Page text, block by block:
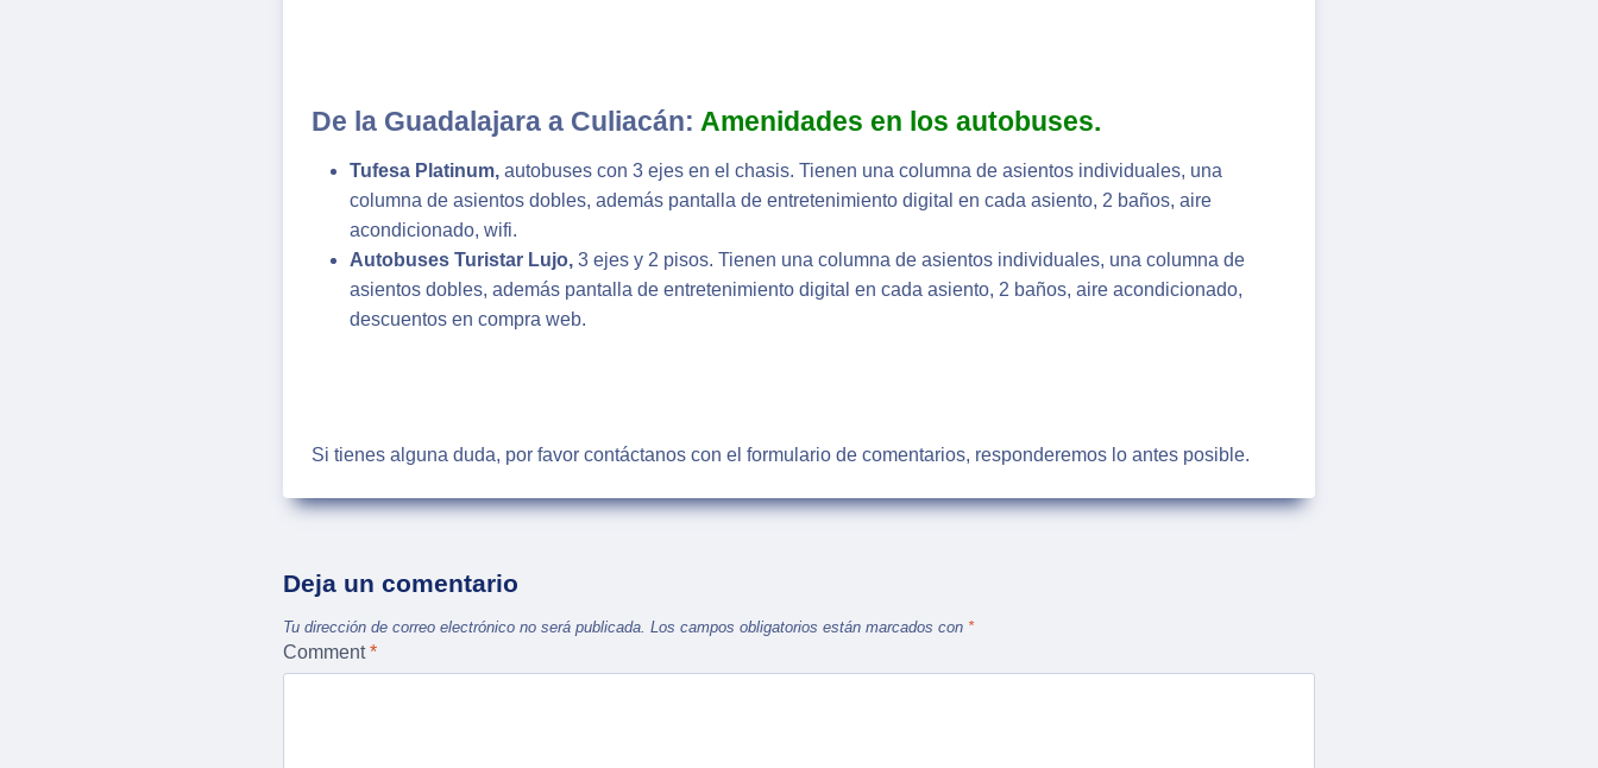
De la Guadalajara a Culiacán: Amenidades en los autobuses.
Tufesa Platinum, autobuses con 3 ejes en el chasis. Tienen una columna de asientos individuales, una
columna de asientos dobles, además pantalla de entretenimiento digital en cada asiento, 2 baños, aire
acondicionado, wifi.
Autobuses Turistar Lujo, 3 ejes y 2 pisos. Tienen una columna de asientos individuales, una columna de
asientos dobles, además pantalla de entretenimiento digital en cada asiento, 2 baños, aire acondicionado,
descuentos en compra web.
Si tienes alguna duda, por favor contáctanos con el formulario de comentarios, responderemos lo antes posible.
Deja un comentario
Tu dirección de correo electrónico no será publicada. Los campos obligatorios están marcados con *
Comment*